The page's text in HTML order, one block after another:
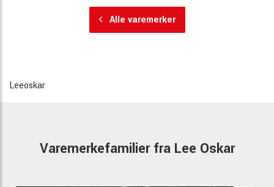
Alle varemerker
Leeoskar
Varemerkefamilier fra Lee Oskar